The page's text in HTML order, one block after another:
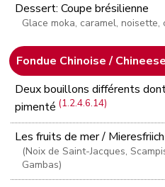
Dessert: Coupe brésilienne
Glace moka, caramel, noisette,
Fondue Chinoise /
Deux bouillons différents
pimenté(1.2.4.6.14)
Les fruits de mer /
(Noix de Saint-Jacques,
Gambas)